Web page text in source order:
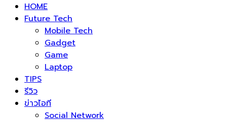
HOME
Future Tech
Mobile Tech
Gadget
Game
Laptop
TIPS
รีวิว
ข่าวไอที
Social Network